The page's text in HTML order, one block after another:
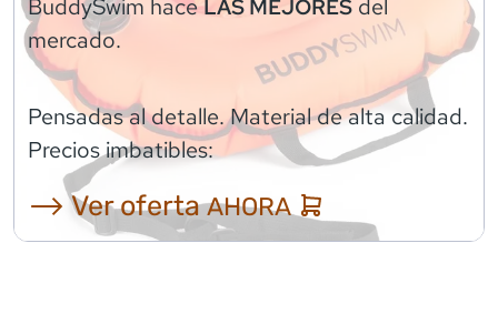
BuddySwim haceLAS MEJORES del
mercado.
Pensadas al detalle. Material de alta calidad.
Precios imbatibles:
⟶ Ver ofertaAHORA